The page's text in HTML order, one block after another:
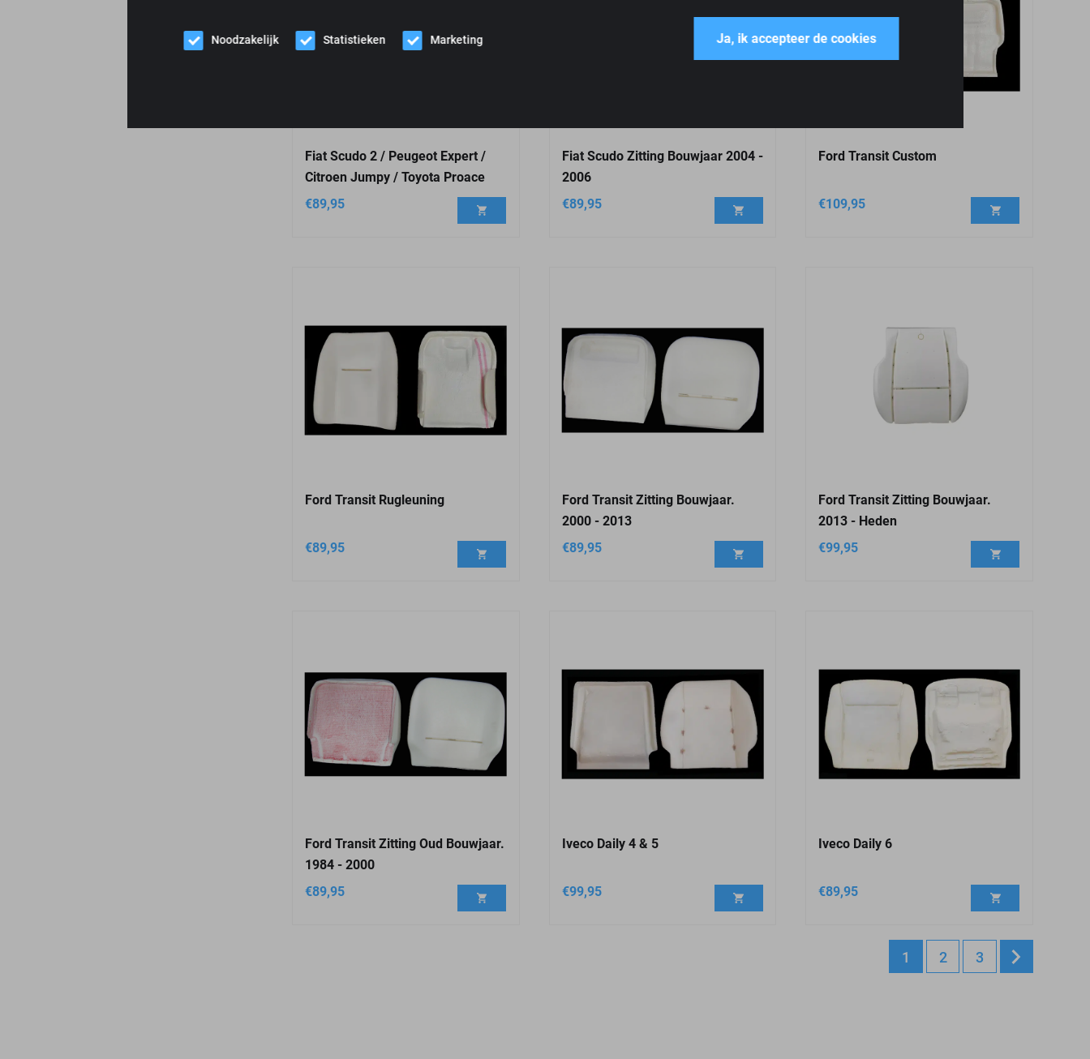
Noodzakelijk Statistieken Marketing Ja, ik accepteer de cookies
Fiat Scudo 2 / Peugeot Expert /
Citroen Jumpy / Toyota Proace
€89,95
Fiat Scudo Zitting Bouwjaar 2004 -
2006
€89,95
Ford Transit Custom
€109,95
Ford Transit Rugleuning
€89,95
Ford Transit Zitting Bouwjaar.
2000 - 2013
€89,95
Ford Transit Zitting Bouwjaar.
2013 - Heden
€99,95
Ford Transit Zitting Oud Bouwjaar.
1984 - 2000
€89,95
Iveco Daily 4 & 5
€99,95
Iveco Daily 6
€89,95
1 2 3